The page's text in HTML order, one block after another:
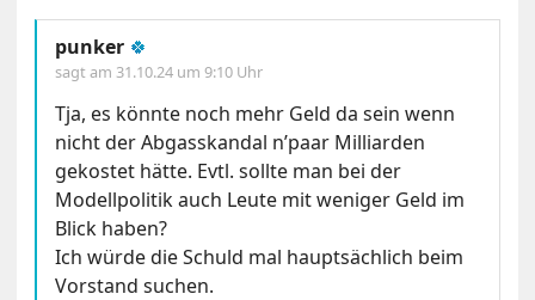
punker 🍀
sagt am 31.10.24 um 9:10 Uhr
Tja, es könnte noch mehr Geld da sein wenn
nicht der Abgasskandal n’paar Milliarden
gekostet hätte. Evtl. sollte man bei der
Modellpolitik auch Leute mit weniger Geld im
Blick haben?
Ich würde die Schuld mal hauptsächlich beim
Vorstand suchen.